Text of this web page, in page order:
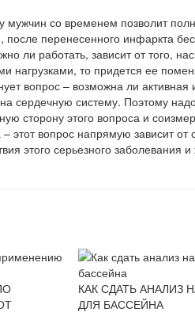
со временем позволит
перенесенного инфаркта
ли работать, зависит от того,
нагрузками, то придется ее
вопрос – возможна ли
сердечную систему. Поэтому
сторону этого вопроса и
этот вопрос напрямую зависит
этого серьезного заболевания
КАК СДАТЬ АНАЛИЗ
ДЛЯ БАССЕЙНА